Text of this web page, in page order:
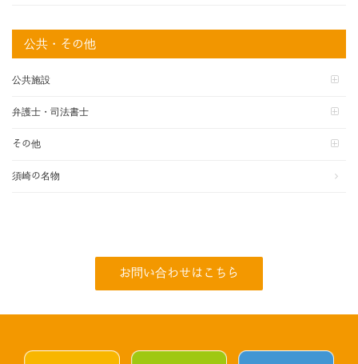
公共・その他
公共施設
弁護士・司法書士
その他
須崎の名物
お問い合わせはこちら